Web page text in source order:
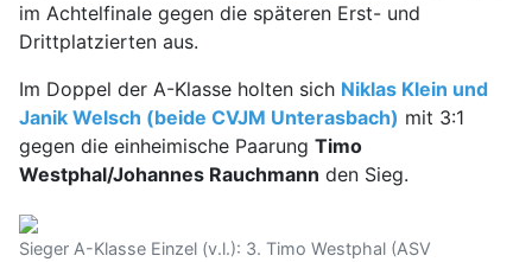
im Achtelfinale gegen die späteren Erst- und
Drittplatzierten aus.
Im Doppel der A-Klasse holten sich Niklas Klein und
Janik Welsch (beide CVJM Unterasbach) mit 3:1
gegen die einheimische Paarung Timo
Westphal/Johannes Rauchmann den Sieg.
Sieger A-Klasse Einzel (v.l.): 3. Timo Westphal (ASV